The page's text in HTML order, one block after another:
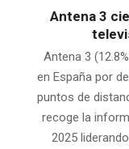
Antena 3
Antena 3
en España por
puntos de
recoge la
2025